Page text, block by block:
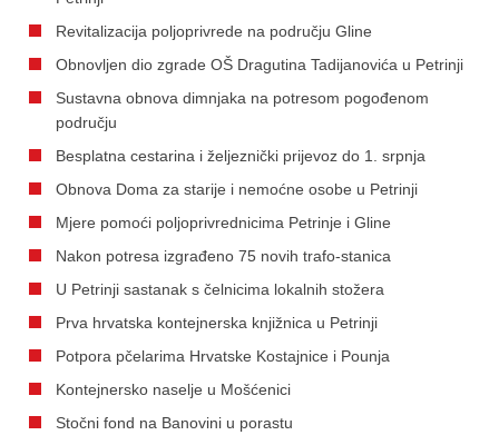
Revitalizacija poljoprivrede na području Gline
Obnovljen dio zgrade OŠ Dragutina Tadijanovića u Petrinji
Sustavna obnova dimnjaka na potresom pogođenom
području
Besplatna cestarina i željeznički prijevoz do 1. srpnja
Obnova Doma za starije i nemoćne osobe u Petrinji
Mjere pomoći poljoprivrednicima Petrinje i Gline
Nakon potresa izgrađeno 75 novih trafo-stanica
U Petrinji sastanak s čelnicima lokalnih stožera
Prva hrvatska kontejnerska knjižnica u Petrinji
Potpora pčelarima Hrvatske Kostajnice i Pounja
Kontejnersko naselje u Mošćenici
Stočni fond na Banovini u porastu